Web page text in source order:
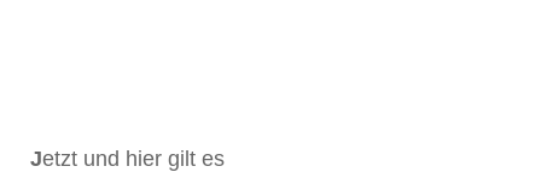
Jetzt und hier gilt es